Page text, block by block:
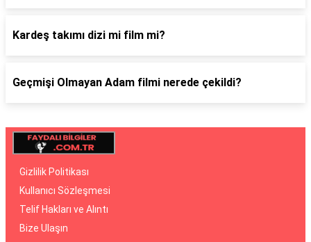
Kardeş takımı dizi mi film mi?
Geçmişi Olmayan Adam filmi nerede çekildi?
Gizlilik Politikası
Kullanıcı Sözleşmesi
Telif Hakları ve Alıntı
Bize Ulaşın